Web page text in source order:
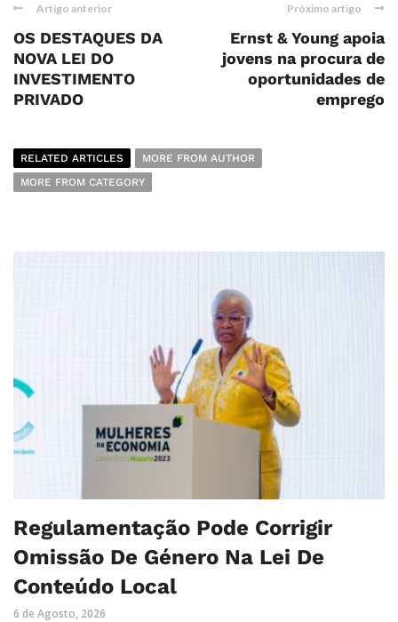
Artigo anterior
OS DESTAQUES DA
NOVA LEI DO
INVESTIMENTO
PRIVADO
Próximo artigo
Ernst & Young apoia
jovens na procura de
oportunidades de
emprego
RELATED ARTICLES
MORE FROM AUTHOR
MORE FROM CATEGORY
Regulamentação Pode Corrigir
Omissão De Género Na Lei De
Conteúdo Local
6 de Agosto, 2026